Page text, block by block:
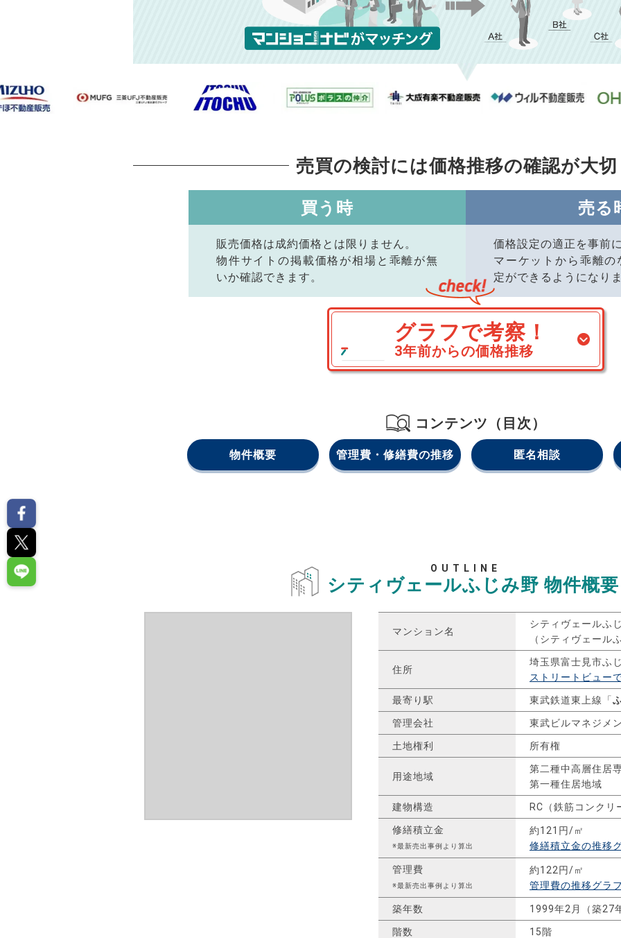
売買の検討には価格推移の確認が大
買う時
販売価格は成約価格とは限りません。
物件サイトの掲載価格が相場と乖離が無
いか確認できます。
売る
価格設定の適正を事前
マーケットから乖離
定ができるようになり
グラフで考察！
3年前からの価格推移
コンテンツ（目次）
物件概要 管理費・修繕費の推移 匿名相談
OUTLINE
シティヴェールふじみ野 物件概要
マンション名
シティヴェールふ
（シティヴェール
住所
埼玉県富士見市ふ
ストリートビュー
最寄り駅 東武鉄道東上線「
管理会社 東武ビルマネジメ
土地権利 所有権
用途地域
第二種中高層住居
第一種住居地域
建物構造 RC（鉄筋コンクリ
修繕積立金
※最新売出事例より算出
約121円/㎡
修繕積立金の推移
管理費
※最新売出事例より算出
約122円/㎡
管理費の推移グラ
築年数 1999年2月（築27
階数 15階